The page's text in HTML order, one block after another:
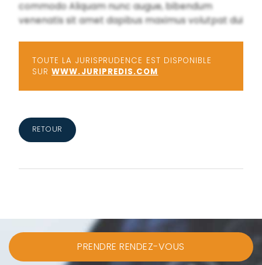
commodo Aliquam nunc augue, bibendum
venenatis sit amet dapibus maximus volutpat dui
TOUTE LA JURISPRUDENCE EST DISPONIBLE
SURWWW.JURIPREDIS.COM
RETOUR
PRENDRE RENDEZ-VOUS